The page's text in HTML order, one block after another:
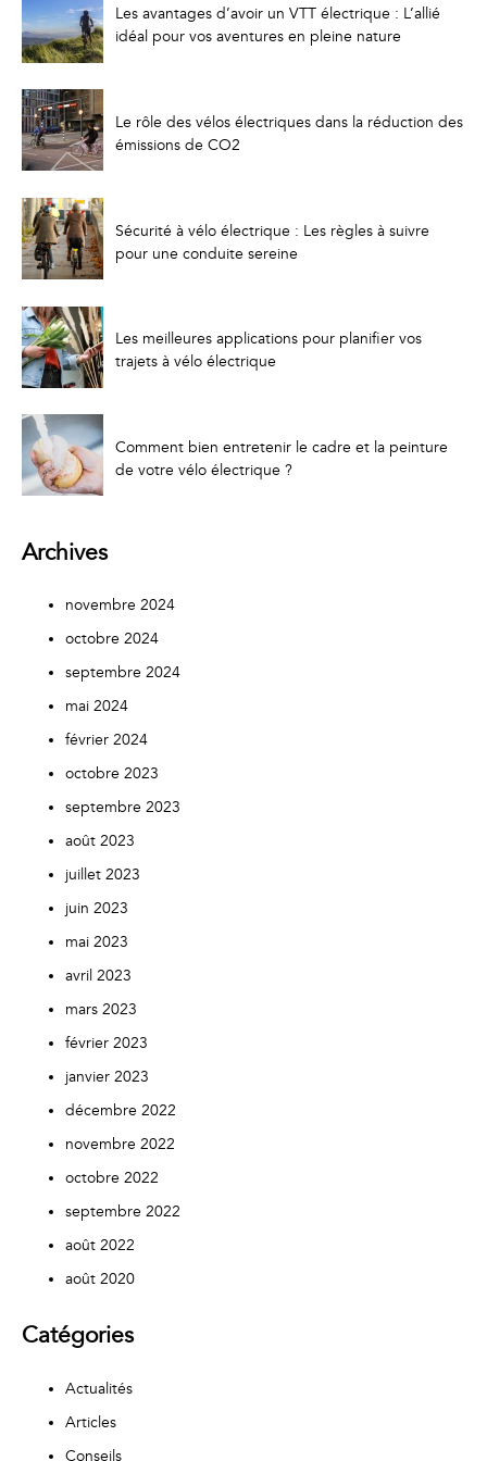
Les avantages d’avoir un VTT électrique : L’allié
idéal pour vos aventures en pleine nature
Le rôle des vélos électriques dans la réduction des
émissions de CO2
Sécurité à vélo électrique : Les règles à suivre
pour une conduite sereine
Les meilleures applications pour planifier vos
trajets à vélo électrique
Comment bien entretenir le cadre et la peinture
de votre vélo électrique ?
Archives
novembre 2024
octobre 2024
septembre 2024
mai 2024
février 2024
octobre 2023
septembre 2023
août 2023
juillet 2023
juin 2023
mai 2023
avril 2023
mars 2023
février 2023
janvier 2023
décembre 2022
novembre 2022
octobre 2022
septembre 2022
août 2022
août 2020
Catégories
Actualités
Articles
Conseils